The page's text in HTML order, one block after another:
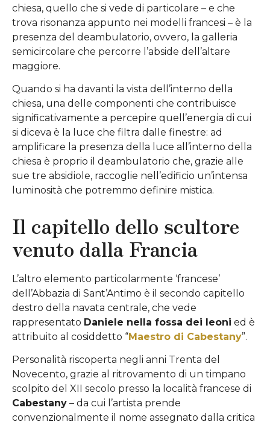
chiesa, quello che si vede di particolare – e che
trova risonanza appunto nei modelli francesi – è la
presenza del deambulatorio, ovvero, la galleria
semicircolare che percorre l’abside dell’altare
maggiore.
Quando si ha davanti la vista dell’interno della
chiesa, una delle componenti che contribuisce
significativamente a percepire quell’energia di cui
si diceva è la luce che filtra dalle finestre: ad
amplificare la presenza della luce all’interno della
chiesa è proprio il deambulatorio che, grazie alle
sue tre absidiole, raccoglie nell’edificio un’intensa
luminosità che potremmo definire mistica.
Il capitello dello scultore
venuto dalla Francia
L’altro elemento particolarmente ‘francese’
dell’Abbazia di Sant’Antimo è il secondo capitello
destro della navata centrale, che vede
rappresentato Daniele nella fossa dei leoni ed è
attribuito al cosiddetto “Maestro di Cabestany”.
Personalità riscoperta negli anni Trenta del
Novecento, grazie al ritrovamento di un timpano
scolpito del XII secolo presso la località francese di
Cabestany – da cui l’artista prende
convenzionalmente il nome assegnato dalla critica